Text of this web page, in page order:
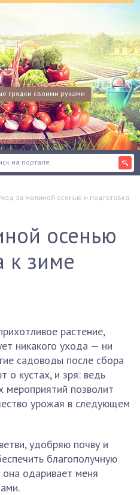
грядки своими руками
за малиной осенью и подготовка
осенью
к зиме
растение,
никакого ухода — ни
садоводы после сбора
о кустах, и зря: ведь
мероприятий позволит
урожая в следующем
удобряю почву и
благополучную
одаривает меня